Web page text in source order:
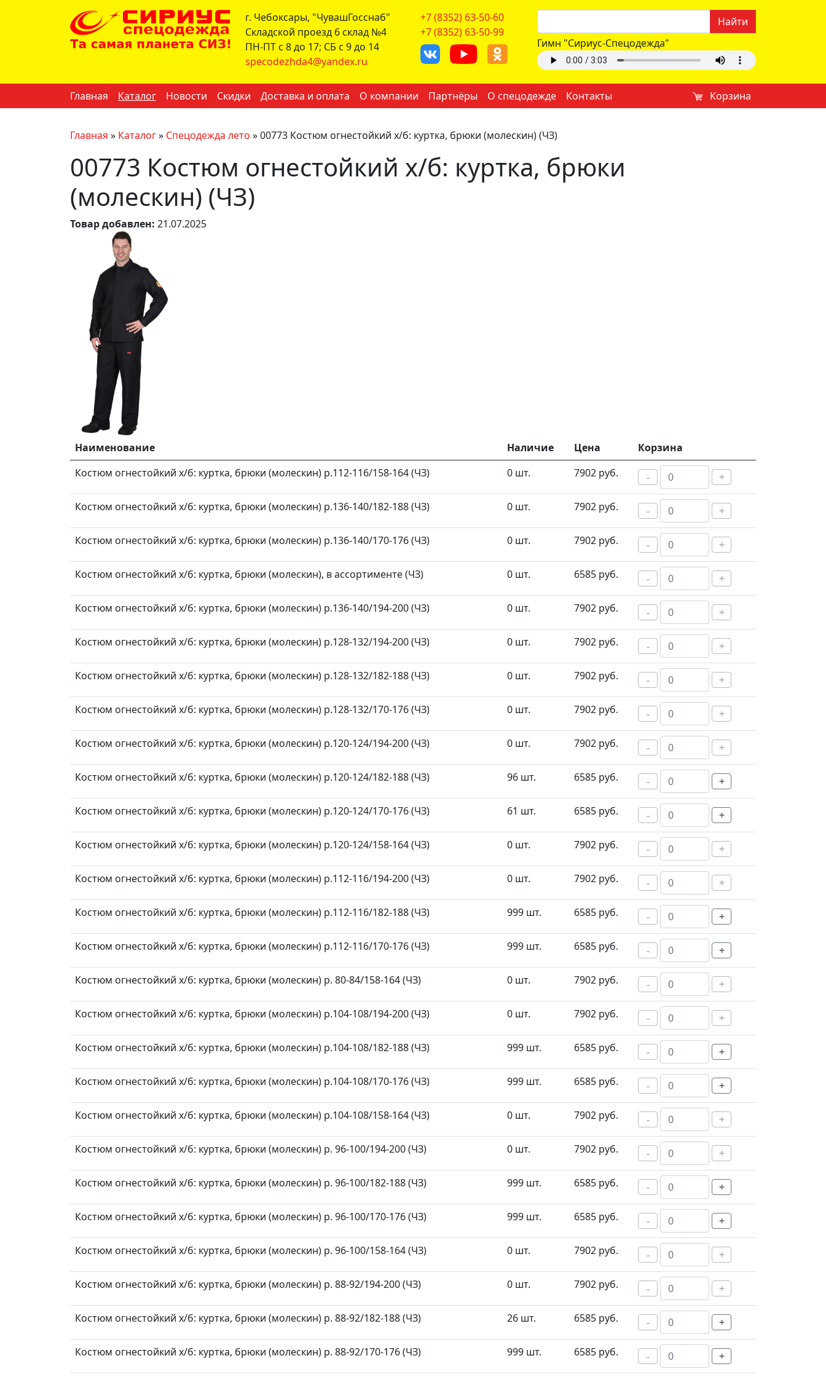
г. Чебоксары, "ЧувашГосснаб"
Складской проезд 6 склад №4
ПН-ПТ с 8 до 17; СБ с 9 до 14
specodezhda4@yandex.ru
+7 (8352) 63-50-60
+7 (8352) 63-50-99
Найти
Гимн "Сириус-Спецодежда"
Главная Каталог Новости Скидки Доставка и оплата О компании Партнёры О спецодежде Контакты Корзина
Главная » Каталог» Спецодежда лето »00773 Костюм огнестойкий х/б: куртка, брюки (молескин) (ЧЗ)
00773 Костюм огнестойкий х/б: куртка, брюки
(молескин) (ЧЗ)
Товар добавлен: 21.07.2025
Наименование Наличие Цена
Корзина
Костюм огнестойкий х/б: куртка, брюки (молескин) р.112-116/158-164 (ЧЗ)
0 шт. 7902 руб. - +
Костюм огнестойкий х/б: куртка, брюки (молескин) р.136-140/182-188 (ЧЗ) 0 шт. 7902 руб. - +
Костюм огнестойкий х/б: куртка, брюки (молескин) р.136-140/170-176 (ЧЗ) 0 шт. 7902 руб. - +
Костюм огнестойкий х/б: куртка, брюки (молескин), в ассортименте (ЧЗ) 0 шт. 6585 руб. - +
Костюм огнестойкий х/б: куртка, брюки (молескин) р.136-140/194-200 (ЧЗ) 0 шт. 7902 руб. - +
Костюм огнестойкий х/б: куртка, брюки (молескин) р.128-132/194-200 (ЧЗ) 0 шт. 7902 руб. - +
Костюм огнестойкий х/б: куртка, брюки (молескин) р.128-132/182-188 (ЧЗ) 0 шт. 7902 руб. - +
Костюм огнестойкий х/б: куртка, брюки (молескин) р.128-132/170-176 (ЧЗ) 0 шт. 7902 руб. - +
Костюм огнестойкий х/б: куртка, брюки (молескин) р.120-124/194-200 (ЧЗ) 0 шт. 7902 руб. - +
Костюм огнестойкий х/б: куртка, брюки (молескин) р.120-124/182-188 (ЧЗ) 96 шт. 6585 руб. - +
Костюм огнестойкий х/б: куртка, брюки (молескин) р.120-124/170-176 (ЧЗ) 61 шт. 6585 руб. - +
Костюм огнестойкий х/б: куртка, брюки (молескин) р.120-124/158-164 (ЧЗ) 0 шт. 7902 руб. - +
Костюм огнестойкий х/б: куртка, брюки (молескин) р.112-116/194-200 (ЧЗ) 0 шт. 7902 руб. - +
Костюм огнестойкий х/б: куртка, брюки (молескин) р.112-116/182-188 (ЧЗ) 999 шт. 6585 руб. - +
Костюм огнестойкий х/б: куртка, брюки (молескин) р.112-116/170-176 (ЧЗ) 999 шт. 6585 руб. - +
Костюм огнестойкий х/б: куртка, брюки (молескин) р. 80-84/158-164 (ЧЗ) 0 шт. 7902 руб. - +
Костюм огнестойкий х/б: куртка, брюки (молескин) р.104-108/194-200 (ЧЗ) 0 шт. 7902 руб. - +
Костюм огнестойкий х/б: куртка, брюки (молескин) р.104-108/182-188 (ЧЗ) 999 шт. 6585 руб. - +
Костюм огнестойкий х/б: куртка, брюки (молескин) р.104-108/170-176 (ЧЗ) 999 шт. 6585 руб. - +
Костюм огнестойкий х/б: куртка, брюки (молескин) р.104-108/158-164 (ЧЗ) 0 шт. 7902 руб. - +
Костюм огнестойкий х/б: куртка, брюки (молескин) р. 96-100/194-200 (ЧЗ) 0 шт. 7902 руб. - +
Костюм огнестойкий х/б: куртка, брюки (молескин) р. 96-100/182-188 (ЧЗ) 999 шт. 6585 руб. - +
Костюм огнестойкий х/б: куртка, брюки (молескин) р. 96-100/170-176 (ЧЗ) 999 шт. 6585 руб. - +
Костюм огнестойкий х/б: куртка, брюки (молескин) р. 96-100/158-164 (ЧЗ) 0 шт. 7902 руб. - +
Костюм огнестойкий х/б: куртка, брюки (молескин) р. 88-92/194-200 (ЧЗ) 0 шт. 7902 руб. - +
Костюм огнестойкий х/б: куртка, брюки (молескин) р. 88-92/182-188 (ЧЗ) 26 шт. 6585 руб. - +
Костюм огнестойкий х/б: куртка, брюки (молескин) р. 88-92/170-176 (ЧЗ) 999 шт. 6585 руб. - +